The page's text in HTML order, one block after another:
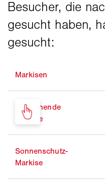
Markisen
Freistehende
Markise
Sonnenschutz-
Markise